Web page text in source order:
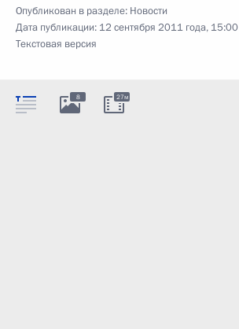
Опубликован в разделе: Новости
Дата публикации: 12 сентября 2011 года, 15:00
Текстовая версия
8 27м